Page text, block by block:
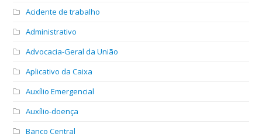
Acidente de trabalho
Administrativo
Advocacia-Geral da União
Aplicativo da Caixa
Auxílio Emergencial
Auxílio-doença
Banco Central